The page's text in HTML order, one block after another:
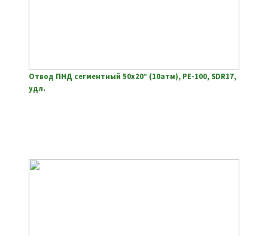
Отвод ПНД сегментный 50х20° (10атм), РЕ-100, SDR17,
удл.